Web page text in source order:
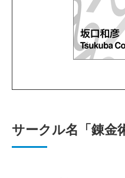
サークル名「錬金